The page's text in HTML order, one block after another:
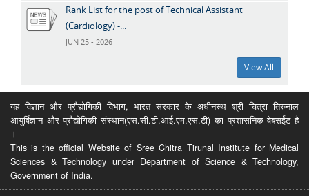
Rank List for the post of Technical Assistant
(Cardiology) -...
JUN 25 - 2026
View All
यह विज्ञान और प्रौद्योगिकी विभाग, भारत सरकार के अधीनस्थ श्री चित्रा तिरुनाल
आयुर्विज्ञान और प्रौद्योगिकी संस्थान(एस.सी.टी.आई.एम.एस.टी) का प्रशासनिक वेबसईट है
।
This is the official Website of Sree Chitra Tirunal Institute for Medical
Sciences & Technology under Department of Science & Technology,
Government of India.